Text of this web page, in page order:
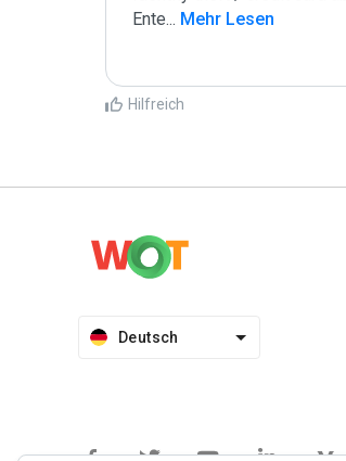
Ente... Mehr Lesen
Hilfreich
Deutsch